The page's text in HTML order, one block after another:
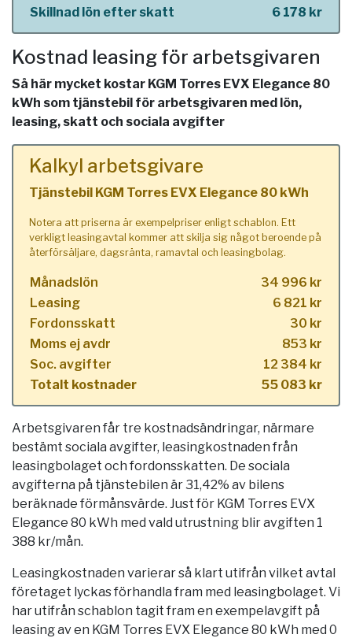
Skillnad lön efter skatt
6 178 kr
Kostnad leasing för arbetsgivaren
Så här mycket kostar KGM Torres EVX Elegance 80
kWh som tjänstebil för arbetsgivaren med lön,
leasing, skatt och sociala avgifter
Kalkyl arbetsgivare
Tjänstebil KGM Torres EVX Elegance 80 kWh
Notera att priserna är exempelpriser enligt schablon. Ett
verkligt leasingavtal kommer att skilja sig något beroende på
återförsäljare, dagsränta, ramavtal och leasingbolag.
Månadslön
34 996 kr
Leasing
6 821 kr
Fordonsskatt
30 kr
Moms ej avdr
853 kr
Soc. avgifter
12 384 kr
Totalt kostnader
55 083 kr
Arbetsgivaren får tre kostnadsändringar, närmare
bestämt sociala avgifter, leasingkostnaden från
leasingbolaget och fordonsskatten. De sociala
avgifterna på tjänstebilen är 31,42% av bilens
beräknade förmånsvärde. Just för KGM Torres EVX
Elegance 80 kWh med vald utrustning blir avgiften 1
388 kr/mån.
Leasingkostnaden varierar så klart utifrån vilket avtal
företaget lyckas förhandla fram med leasingbolaget. Vi
har utifrån schablon tagit fram en exempelavgift på
leasing av en KGM Torres EVX Elegance 80 kWh med 0